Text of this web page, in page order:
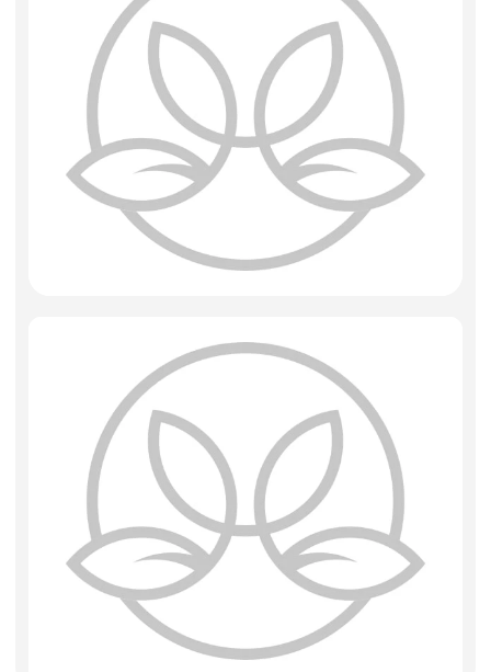
Игрушки мягкие
Сухоцветы